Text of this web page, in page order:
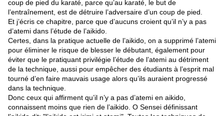
coup de pied du karaté, parce qu’au karaté, le but de
l’entraînement, est de détruire l’adversaire d’un coup de pied.
Et j’écris ce chapitre, parce que d’aucuns croient qu’il n’y a pas
d’atemi dans l’étude de l’aikido.
Certes, dans la pratique actuelle de l’aikido, on a supprimé l’atemi
pour éliminer le risque de blesser le débutant, également pour
éviter que le pratiquant privilégie l’étude de l’atemi au détriment
de la technique, aussi pour empêcher des étudiants à l’esprit mal
tourné d’en faire mauvais usage alors qu’ils auraient progressé
dans la technique.
Donc ceux qui affirment qu’il n’y a pas d’atemi en aikido,
connaissent moins que rien de l’aikido. O Sensei définissant